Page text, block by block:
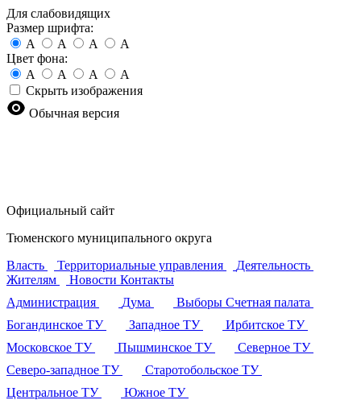
Для слабовидящих
Размер шрифта:
A
A A
A
Цвет фона:
A
A A
A
Скрыть изображения
Обычная версия
Официальный сайт
Тюменского муниципального округа
Власть
Территориальные управления
Деятельность
Жителям
Новости Контакты
Администрация
Дума Выборы Счетная палата
Богандинское ТУ
Западное ТУ
Ирбитское ТУ
Московское ТУ
Пышминское ТУ
Северное ТУ
Северо-западное ТУ
Старотобольское ТУ
Центральное ТУ
Южное ТУ